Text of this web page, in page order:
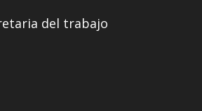
del trabajo